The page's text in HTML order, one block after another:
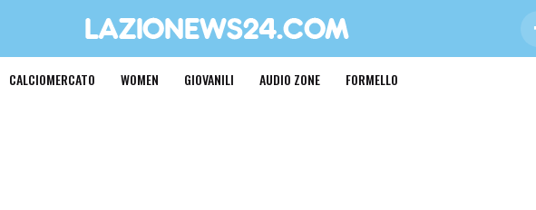
CALCIOMERCATO WOMEN GIOVANILI AUDIO ZONE FORMELLO